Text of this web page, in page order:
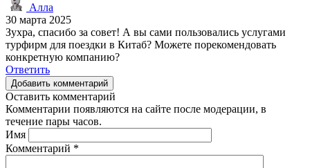
Алла
30 марта 2025
Зухра, спасибо за совет! А вы сами пользовались услугами
турфирм для поездки в Китаб? Можете порекомендовать
конкретную компанию?
Ответить
Добавить комментарий
Оставить комментарий
Комментарии появляются на сайте после модерации, в
течение пары часов.
Имя
Комментарий *